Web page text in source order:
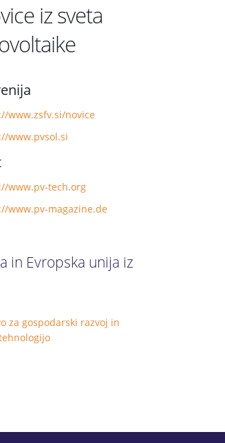
iz sveta
www.zsfv.si/novice
www.pvsol.si
www.pv-tech.org
www.pv-magazine.de
in Evropska unija iz